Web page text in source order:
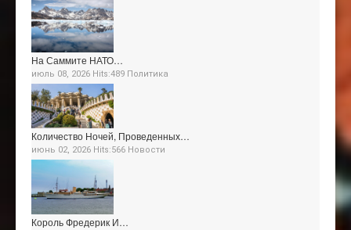
На Саммите НАТО…
июль 08, 2026 Hits:489 Политика
Количество Ночей, Проведенных…
июнь 02, 2026 Hits:566 Новости
Король Фредерик И…